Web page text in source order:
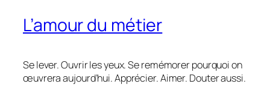
L’amour du métier
Se lever. Ouvrir les yeux. Se remémorer pourquoi on
œuvrera aujourd’hui. Apprécier. Aimer. Douter aussi.